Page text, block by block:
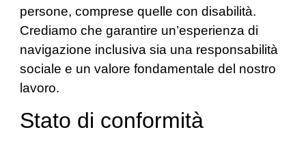
persone, comprese quelle con disabilità.
Crediamo che garantire un’esperienza di
navigazione inclusiva sia una responsabilità
sociale e un valore fondamentale del nostro
lavoro.
Stato di conformità